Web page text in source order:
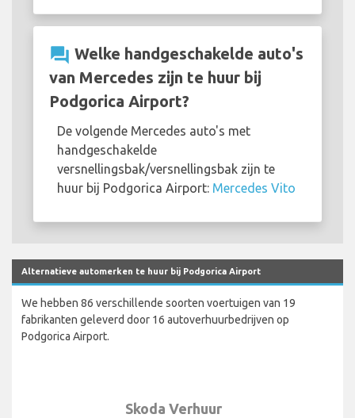
question_answer Welke handgeschakelde auto's
van Mercedes zijn te huur bij
Podgorica Airport?
De volgende Mercedes auto's met
handgeschakelde
versnellingsbak/versnellingsbak zijn te
huur bij Podgorica Airport: Mercedes Vito
Alternatieve automerken te huur bij Podgorica Airport
We hebben 86 verschillende soorten voertuigen van 19
fabrikanten geleverd door 16 autoverhuurbedrijven op
Podgorica Airport.
Skoda Verhuur